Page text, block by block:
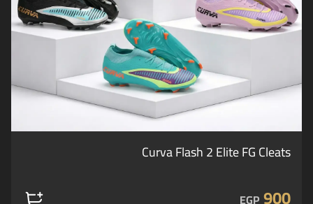
Curva Flash 2 Elite FG Cleats